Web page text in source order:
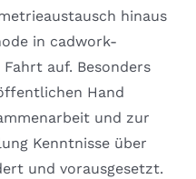
hinaus
in cadwork-
auf. Besonders
Hand
und zur
Kenntnisse über
und vorausgesetzt.